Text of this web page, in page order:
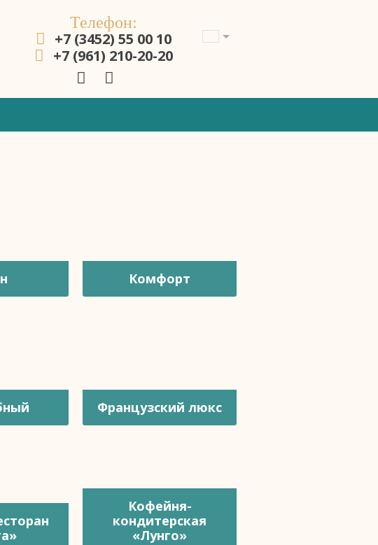
Телефон:
+7 (3452) 55 00 10
+7 (961) 210-20-20
Комфорт
Французский люкс
Кофейня-
кондитерская
«Лунго»